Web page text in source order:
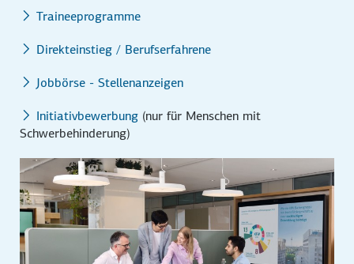
Traineeprogramme
Direkteinstieg / Berufserfahrene
Jobbörse - Stellenanzeigen
Initiativbewerbung (nur für Menschen mit
Schwerbehinderung)